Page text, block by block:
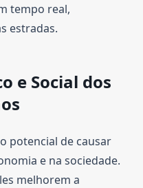
tempo real,
estradas.
e Social dos
potencial de causar
e na sociedade.
melhorem a